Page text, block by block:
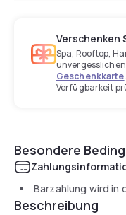
Verschenken
Spa, Rooftop,
Geschenkkarte
Verfügbarkeit
Besondere
Barzahlung wird
Beschreibung